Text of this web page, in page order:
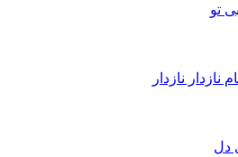
تو
نازدار
دل